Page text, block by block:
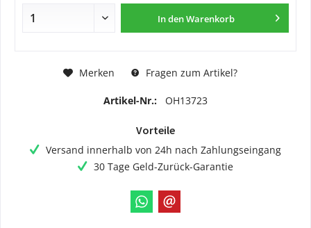
In denWarenkorb
Merken Fragen zum Artikel?
Artikel-Nr.: OH13723
Vorteile
Versand innerhalb von 24h nach Zahlungseingang
30 Tage Geld-Zurück-Garantie